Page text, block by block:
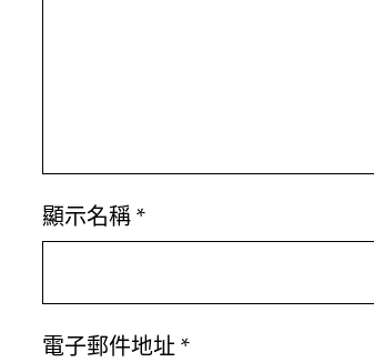
顯示名稱 *
電子郵件地址 *